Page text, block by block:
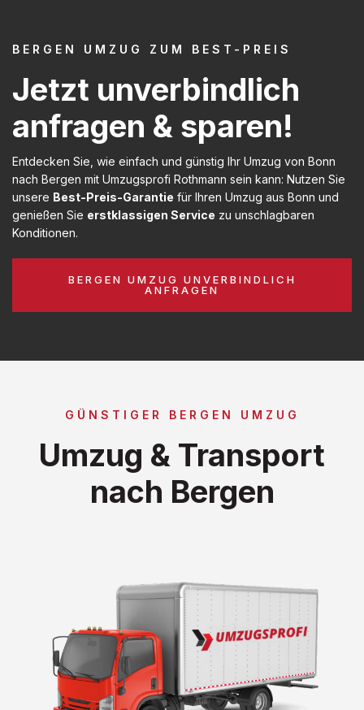
BERGEN UMZUG ZUM BEST-PREIS
Jetzt unverbindlich
anfragen & sparen!
Entdecken Sie, wie einfach und günstig Ihr Umzug von Bonn
nach Bergen mit Umzugsprofi Rothmann sein kann: Nutzen Sie
unsere Best-Preis-Garantie für Ihren Umzug aus Bonn und
genießen Sie erstklassigen Service zu unschlagbaren
Konditionen.
BERGEN UMZUG UNVERBINDLICH
ANFRAGEN
GÜNSTIGER BERGEN UMZUG
Umzug & Transport
nach Bergen